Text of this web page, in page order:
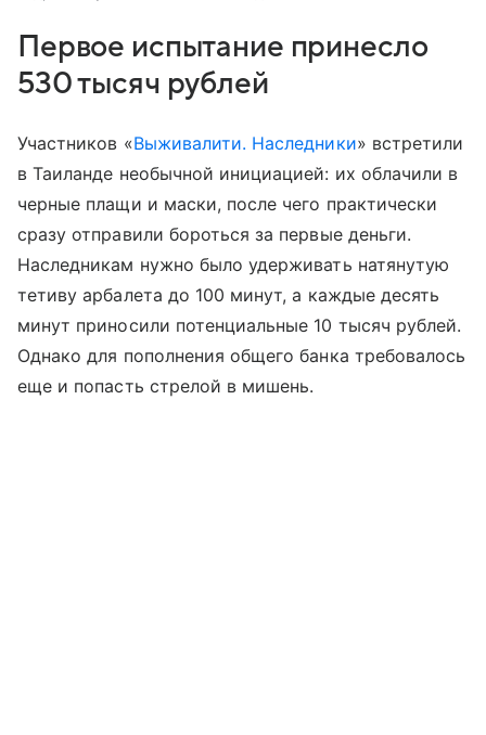
Первое испытание принесло
530 тысяч рублей
Участников «Выживалити. Наследники» встретили
в Таиланде необычной инициацией: их облачили в
черные плащи и маски, после чего практически
сразу отправили бороться за первые деньги.
Наследникам нужно было удерживать натянутую
тетиву арбалета до 100 минут, а каждые десять
минут приносили потенциальные 10 тысяч рублей.
Однако для пополнения общего банка требовалось
еще и попасть стрелой в мишень.